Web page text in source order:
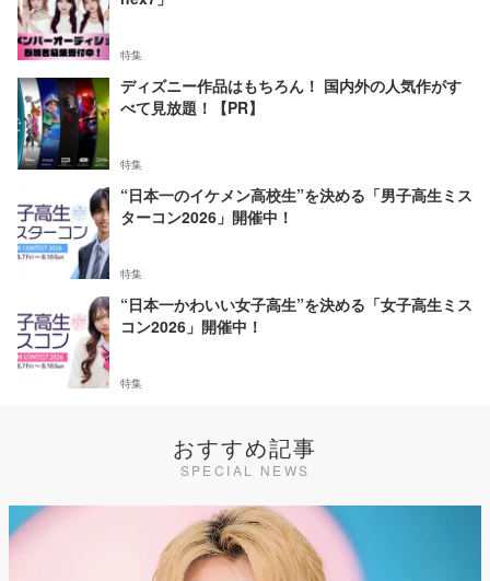
特集
ディズニー作品はもちろん！ 国内外の人気作がす
べて見放題！【PR】
特集
“日本一のイケメン高校生”を決める「男子高生ミス
ターコン2026」開催中！
特集
“日本一かわいい女子高生”を決める「女子高生ミス
コン2026」開催中！
特集
おすすめ記事
SPECIAL NEWS